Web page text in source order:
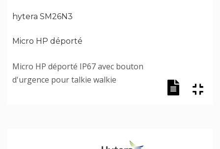
hytera SM26N3
Micro HP déporté
Micro HP déporté IP67 avec bouton
d'urgence pour talkie walkie